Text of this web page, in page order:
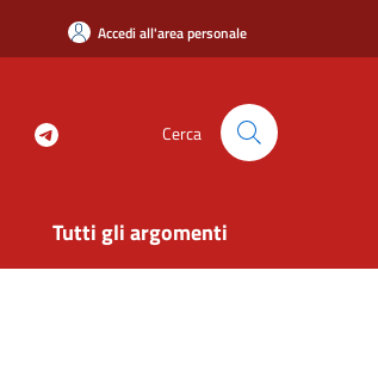
Accedi all'area personale
Cerca
Tutti gli argomenti